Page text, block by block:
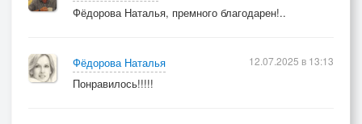
Фёдорова Наталья, премного благодарен!..
Фёдорова Наталья
Понравилось!!!!!
12.07.2025 в 13:13